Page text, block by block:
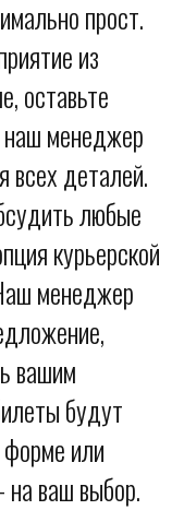
прост.
из
оставьте
наш менеджер
всех деталей.
любые
курьерской
менеджер
вашим
будут
или
ваш выбор.